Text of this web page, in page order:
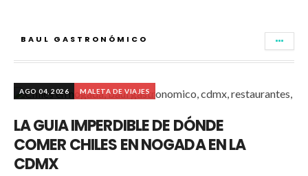
BAUL GASTRONÓMICO
AGO 04, 2026 MALETA DE VIAJES
LA GUIA IMPERDIBLE DE DÓNDE
COMER CHILES EN NOGADA EN LA
CDMX